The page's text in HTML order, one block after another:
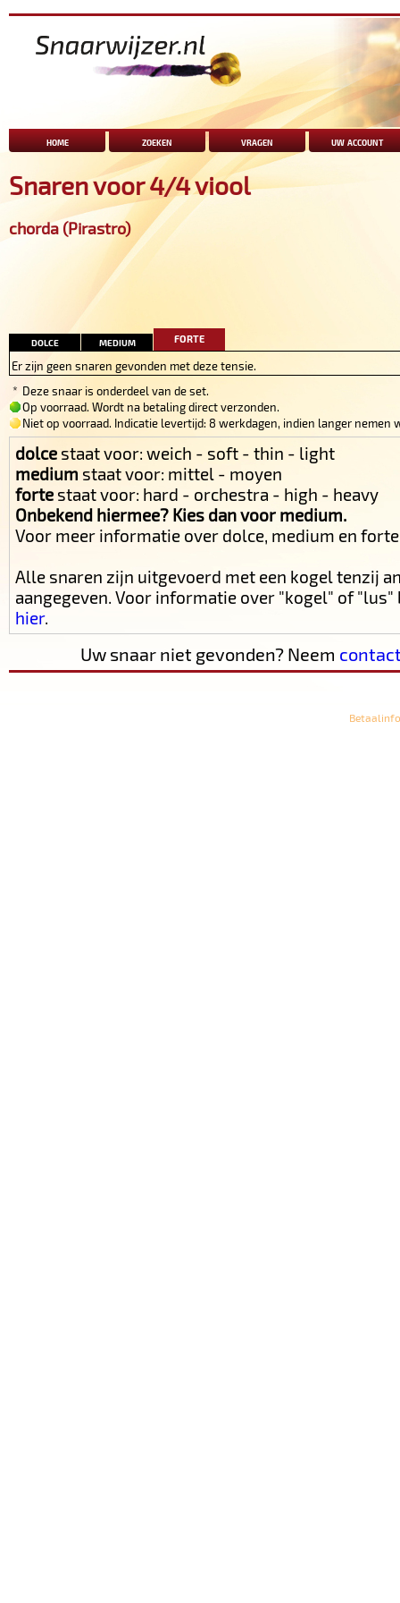
home zoeken vragen uw account
Snaren voor 4/4 viool
chorda (Pirastro)
dolce medium forte
Er zijn geen snaren gevonden met deze tensie.
* Deze snaar is onderdeel van de set.
Op voorraad. Wordt na betaling direct verzonden.
Niet op voorraad. Indicatie levertijd: 8 werkdagen, indien langer nemen
dolce staat voor: weich - soft - thin - light
medium staat voor: mittel - moyen
forte staat voor: hard - orchestra - high - heavy
Onbekend hiermee? Kies dan voor medium.
Voor meer informatie over dolce, medium en
Alle snaren zijn uitgevoerd met een kogel tenzij
aangegeven. Voor informatie over "kogel" of
hier.
Uw snaar niet gevonden? Neem
Betaalinfo